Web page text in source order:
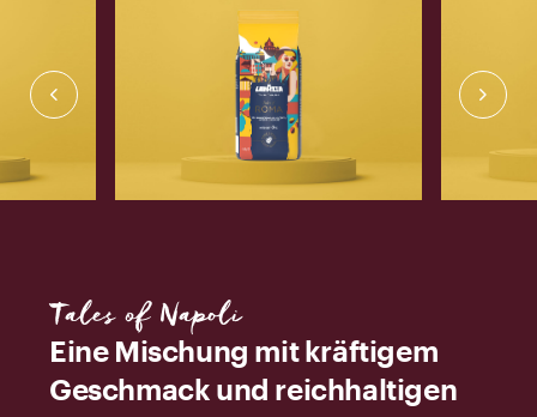
Tales of Napoli
Eine Mischung mit kräftigem
Geschmack und reichhaltigen